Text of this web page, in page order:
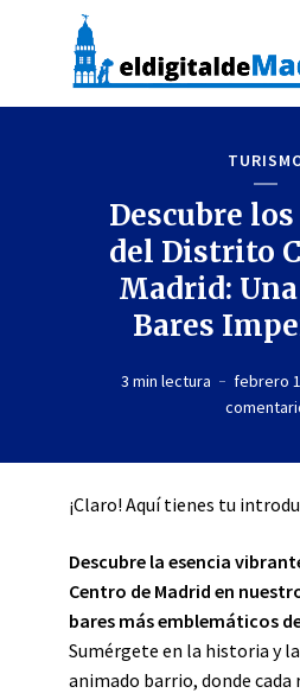
Descubre
del Distrito
Madrid:
Bares
3 min lectura febrero
¡Claro! Aquí tienes tu
Descubre la esencia
Centro de Madrid en
bares más emblemáticos
Sumérgete en la historia y
animado barrio, donde cada